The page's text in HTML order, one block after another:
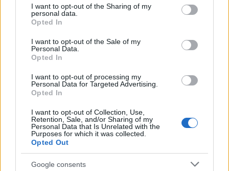
not limited to your visit or usage behaviour. You may click to
grant or deny consent to Google and its third-party tags to
use your data for below specified purposes in below Google
consent section.
I want to opt-out of the Sharing of my
personal data.
Opted In
I want to opt-out of the Sale of my
Personal Data.
Opted In
I want to opt-out of processing my
Personal Data for Targeted Advertising.
Opted In
I want to opt-out of Collection, Use,
Retention, Sale, and/or Sharing of my
Personal Data that Is Unrelated with the
Purposes for which it was collected.
Opted Out
Google consents
Kína kapcsán a külügyminisztérium egy olyan
közösségi médiás bejegyzést emel ki, amelyet
Kína oszakai főkonzulja tett közzé Japánban.
A diplomata ebben Izraelt a náci
Németországhoz hasonlította.
A bejegyzés heves tiltakozást váltott ki
Izrael részéről, majd később törölték. A
Jewish News Syndicate szerint Jeruzsálem
hivatalosdiplomáciai tiltakozást
Pekingnek az ügyben.